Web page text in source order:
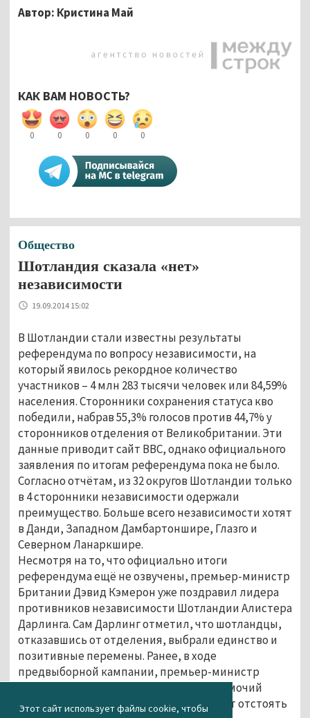
Этот сайт использует файлы cookie, чтобы
Автор: Кристина Май
КАК ВАМ НОВОСТЬ?
0 0 0 0 0
Общество
Шотландия сказала «нет»
независимости
19.09.2014 15:02
В Шотландии стали известны результаты
референдума по вопросу независимости, на
который явилось рекордное количество
участников – 4 млн 283 тысячи человек или 84,59%
населения. Сторонники сохранения статуса кво
победили, набрав 55,3% голосов против 44,7% у
сторонников отделения от Великобритании. Эти
данные приводит сайт BBC, однако официального
заявления по итогам референдума пока не было.
Согласно отчётам, из 32 округов Шотландии только
в 4 сторонники независимости одержали
преимущество. Больше всего независимости хотят
в Данди, Западном Дамбартоншире, Глазго и
Северном Ланаркшире.
Несмотря на то, что официально итоги
референдума ещё не озвучены, премьер-министр
Британии Дэвид Кэмерон уже поздравил лидера
противников независимости Шотландии Алистера
Дарлинга. Сам Дарлинг отметил, что шотландцы,
отказавшись от отделения, выбрали единство и
позитивные перемены. Ранее, в ходе
предвыборной кампании, премьер-министр
обещал Шотландии расширение полномочий
местных властей. Теперь ему предстоит отстоять